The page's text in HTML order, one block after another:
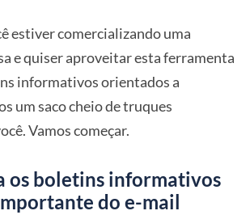
estiver comercializando uma
e quiser aproveitar esta ferramenta
informativos orientados a
um saco cheio de truques
Vamos começar.
os boletins informativos
do e-mail